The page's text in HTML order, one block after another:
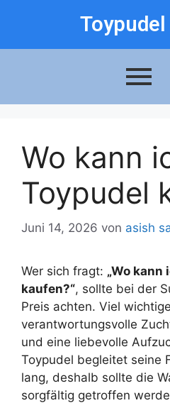
Toypudel
Wo kann
Toypudel
Juni 14, 2026 von asish
Wer sich fragt: „Wo kann
kaufen?“, sollte bei der
Preis achten. Viel
verantwortungsvolle
und eine liebevolle
Toypudel begleitet seine
lang, deshalb sollte die
sorgfältig getroffen